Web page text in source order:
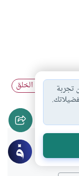
طبيعة الخلق
تجربة